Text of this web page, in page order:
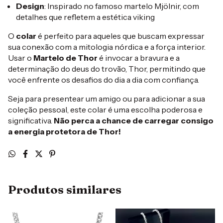
Design: Inspirado no famoso martelo Mjölnir, com
detalhes que refletem a estética viking
O colar é perfeito para aqueles que buscam expressar
sua conexão com a mitologia nórdica e a força interior.
Usar o Martelo de Thor é invocar a bravura e a
determinação do deus do trovão, Thor, permitindo que
você enfrente os desafios do dia a dia com confiança.
Seja para presentear um amigo ou para adicionar a sua
coleção pessoal, este colar é uma escolha poderosa e
significativa. Não perca a chance de carregar consigo
a energia protetora de Thor!
Produtos similares